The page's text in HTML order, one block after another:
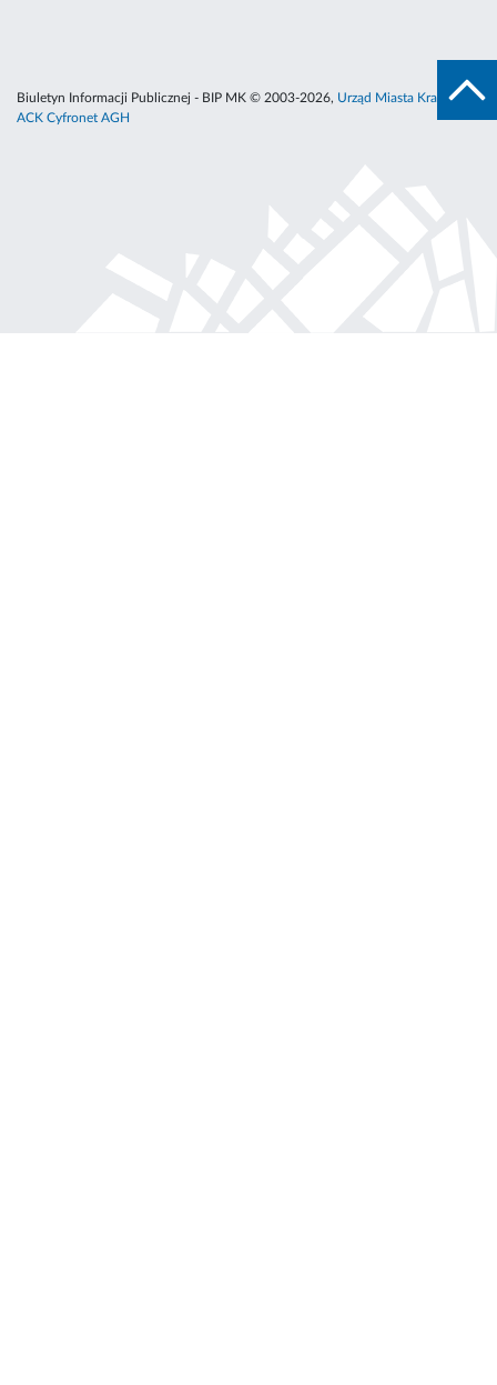
Biuletyn Informacji Publicznej - BIP MK © 2003-2026, Urząd Miasta Krakowa
ACK Cyfronet AGH